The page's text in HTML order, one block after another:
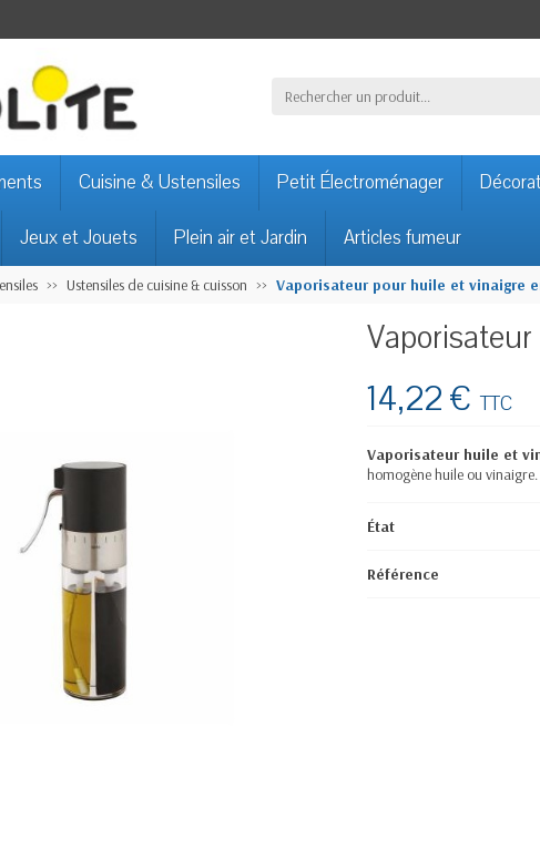
Cuisine & Ustensiles Petit Électroménager
Jeux et Jouets Plein air et Jardin Articles fumeur
Ustensiles de cuisine & cuisson Vaporisateur pour huile et vinaigre
14,22 €TTC
Vaporisateur huile et
homogène huile ou vinaigre.
État
Référence